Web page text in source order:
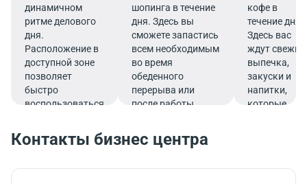
динамичном
ритме делового
дня.
Расположение в
доступной зоне
позволяет
быстро
воспользоваться
шопинга в течение
дня. Здесь вы
сможете запастись
всем необходимым
во время
обеденного
перерыва или
после работы.
кофе в
течение дня.
Здесь вас
ждут свежие
выпечка,
закуски и
напитки,
которые
продуктивно
Контакты бизнес центра